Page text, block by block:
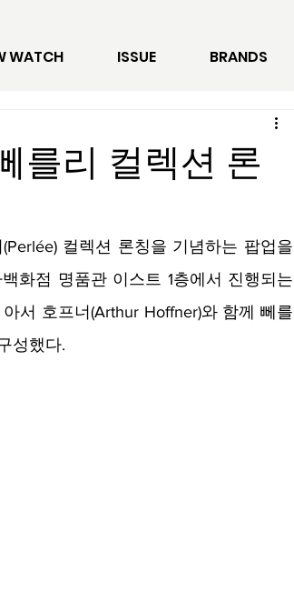
WATCH ISSUE BRANDS
를리 컬렉션 론
컬렉션 론칭을 기념하는 팝업을
화점 명품관 이스트 1층에서 진행되는
서 호프너 (Arthur Hoffner)와 함께 뻬를
성했다.